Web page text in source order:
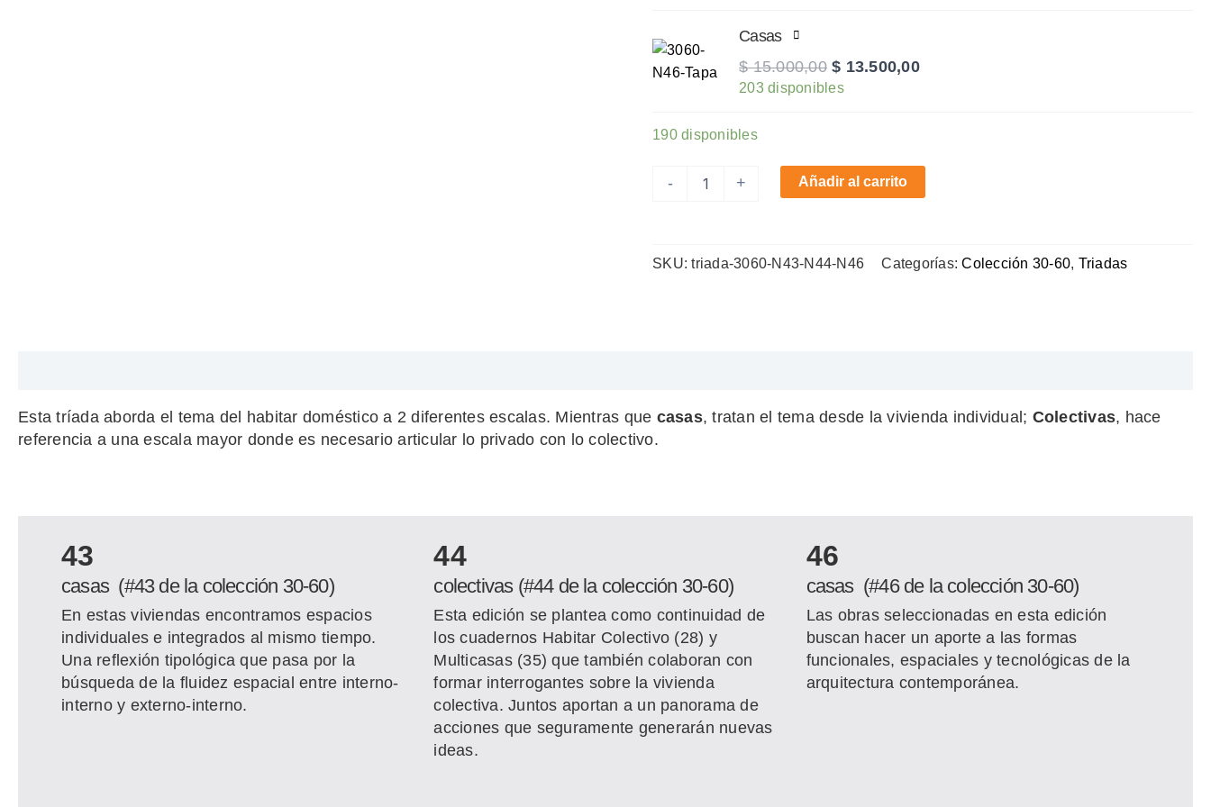
Casas
$15.000,00 El
precio
$ 13.500,00El
203 disponibles
190 disponibles
-
cantidad
+ Añadir al carrito
SKU:triada-3060-N43-N44-N46 Categorías:Colección 30-60, Triadas
Esta tríada aborda el tema del habitar doméstico a 2 diferentes escalas. Mientras que casas, tratan el tema desde la vivienda individual; Colectivas, hace
referencia a una escala mayor donde es necesario articular lo privado con lo colectivo.
43
casas (#43 de la colección 30-60)
En estas viviendas encontramos espacios
individuales e integrados al mismo tiempo.
Una reflexión tipológica que pasa por la
búsqueda de la fluidez espacial entre interno-
interno y externo-interno.
44
colectivas (#44 de la colección 30-60)
Esta edición se plantea como continuidad de
los cuadernos Habitar Colectivo (28) y
Multicasas (35) que también colaboran con
formar interrogantes sobre la vivienda
colectiva. Juntos aportan a un panorama de
acciones que seguramente generarán nuevas
ideas.
46
casas (#46 de la colección 30-60)
Las obras seleccionadas en esta edición
buscan hacer un aporte a las formas
funcionales, espaciales y tecnológicas de la
arquitectura contemporánea.